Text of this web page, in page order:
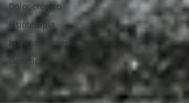
Dolor crónico
Fisioterapia
Integración sensorial
Genética